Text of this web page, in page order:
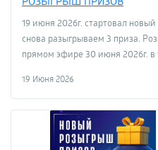
19 июня 2026г. стартовал
снова разыгрываем 3 приза.
прямом эфире 30 июня 2026г. в
19 Июня 2026